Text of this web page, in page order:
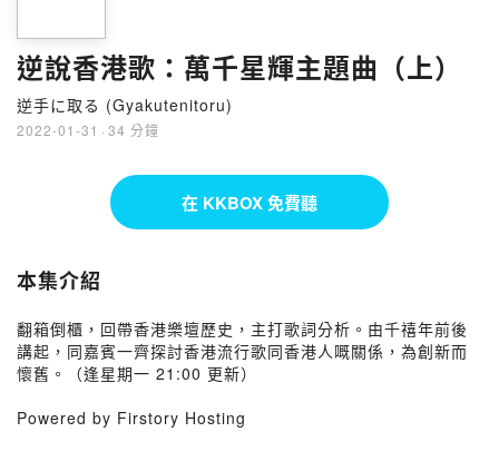
逆說香港歌：萬千星輝主題曲（上）
逆手に取る (Gyakutenitoru)
2022-01-31 · 34 分鐘
在 KKBOX 免費聽
本集介紹
翻箱倒櫃，回帶香港樂壇歷史，主打歌詞分析。由千禧年前後
講起，同嘉賓一齊探討香港流行歌同香港人嘅關係，為創新而
懷舊。（逢星期一 21:00 更新）
Powered by Firstory Hosting